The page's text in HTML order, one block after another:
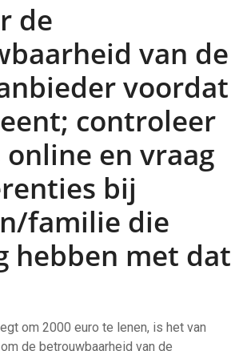
de
van de
voordat
controleer
en vraag
bij
familie die
hebben met dat
om 2000 euro te lenen, is het van
de betrouwbaarheid van de